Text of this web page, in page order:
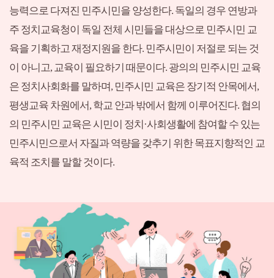
능력으로 다져진 민주시민을 양성한다. 독일의 경우 연방과
주 정치교육청이 독일 전체 시민들을 대상으로 민주시민 교
육을 기획하고 재정지원을 한다. 민주시민이 저절로 되는 것
이 아니고, 교육이 필요하기 때문이다. 광의의 민주시민 교육
은 정치사회화를 말하며, 민주시민 교육은 장기적 안목에서,
평생교육 차원에서, 학교 안과 밖에서 함께 이루어진다. 협의
의 민주시민 교육은 시민이 정치·사회생활에 참여할 수 있는
민주시민으로서 자질과 역량을 갖추기 위한 목표지향적인 교
육적 조치를 말할 것이다.